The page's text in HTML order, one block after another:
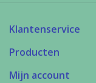
Klantenservice
Producten
Mijn account